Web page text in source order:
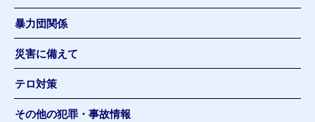
暴力団関係
災害に備えて
テロ対策
その他の犯罪・事故情報